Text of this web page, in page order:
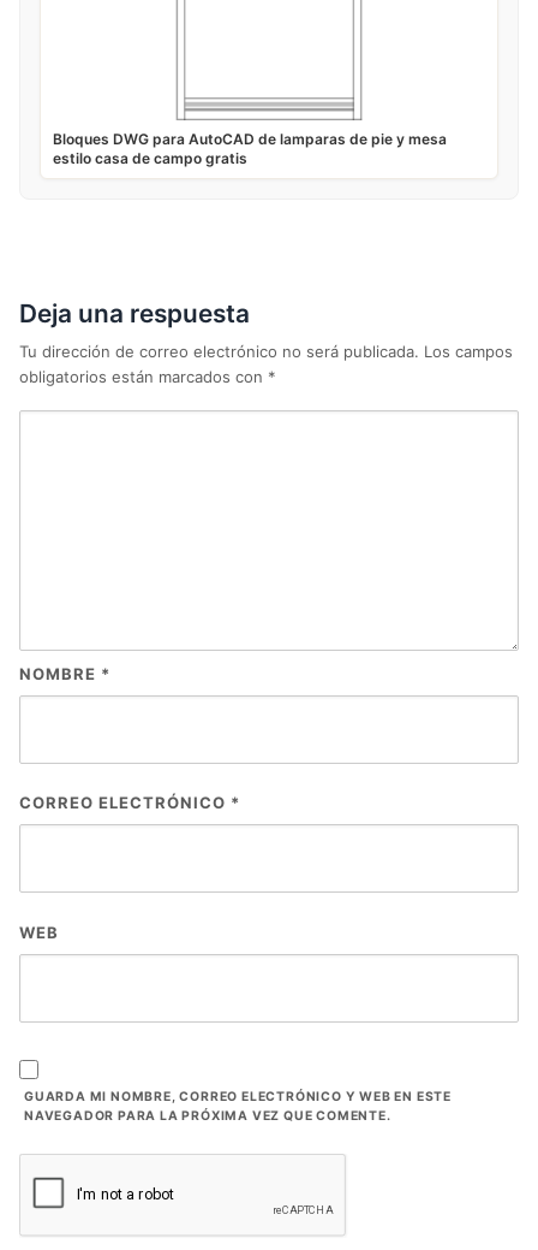
Bloques DWG para AutoCAD de lamparas de pie y mesa
estilo casa de campo gratis
Deja una respuesta
Tu dirección de correo electrónico no será publicada. Los campos
obligatorios están marcados con *
NOMBRE *
CORREO ELECTRÓNICO *
WEB
GUARDA MI NOMBRE, CORREO ELECTRÓNICO Y WEB EN ESTE
NAVEGADOR PARA LA PRÓXIMA VEZ QUE COMENTE.